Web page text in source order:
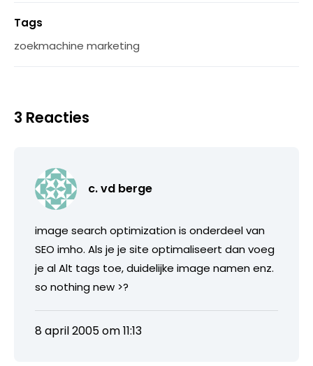
Tags
zoekmachine marketing
3 Reacties
c. vd berge
image search optimization is onderdeel van
SEO imho. Als je je site optimaliseert dan voeg
je al Alt tags toe, duidelijke image namen enz.
so nothing new >?
8 april 2005 om 11:13